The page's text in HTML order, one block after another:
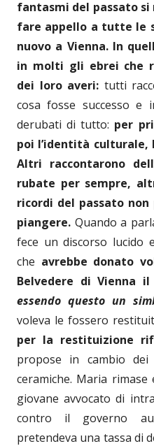
fantasmi del passato
fare appello a tutte le
nuovo a Vienna. In
in molti gli ebrei che
dei loro averi: tutti
cosa fosse successo e
derubati di tutto: per
poi l’identità
Altri raccontarono
rubate per sempre,
ricordi del passato
piangere. Quando a
fece un discorso lucido
che avrebbe donato
Belvedere di Vienna
essendo questo un
voleva le fossero
per la restituizione
propose in cambio
ceramiche. Maria
giovane avvocato di
contro il governo
pretendeva una tassa di